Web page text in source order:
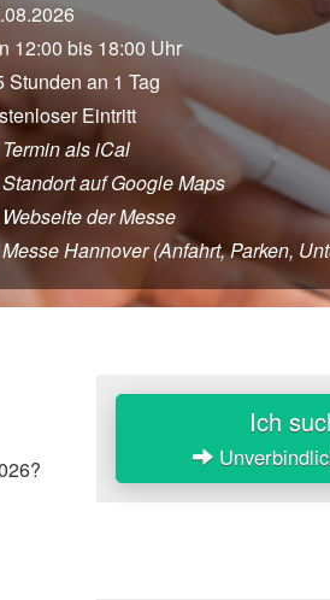
12:00 bis 18:00 Uhr
Stunden an 1 Tag
Eintritt
Termin als iCal
Standort auf Google Maps
Webseite der Messe
Messe Hannover (Anfahrt, Parken,
Ich